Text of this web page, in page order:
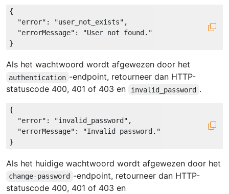
{
"error" : "user_not_exists" ,
"errorMessage" :
"User not found."
Als het wachtwoord wordt afgewezen door het
authentication -endpoint, retourneer dan HTTP-
statuscode 400, 401 of 403 en
invalid_password .
{
"error" : "invalid_password" ,
"errorMessage" :
"Invalid password."
Als het huidige wachtwoord wordt afgewezen door het
change-password -endpoint, retourneer dan HTTP-
statuscode 400, 401 of 403 en